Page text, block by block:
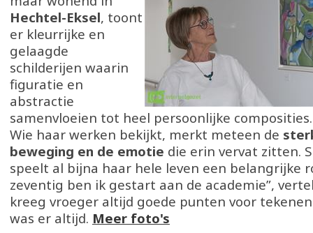
Hechtel-Eksel, toont
er kleurrijke en
gelaagde
schilderijen waarin
figuratie en
abstractie
samenvloeien tot heel persoonlijke
Wie haar werken bekijkt, merkt meteen de
beweging en de emotie die erin vervat zitten.
speelt al bijna haar hele leven een belangrijke
zeventig ben ik gestart aan de academie”,
kreeg vroeger altijd goede punten voor
was er altijd. Meer foto's